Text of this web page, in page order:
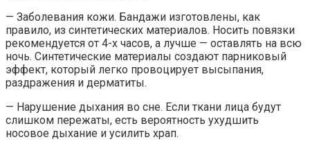
— Заболевания кожи. Бандажи изготовлены, как
правило, из синтетических материалов. Носить повязки
рекомендуется от 4-х часов, а лучше — оставлять на всю
ночь. Синтетические материалы создают парниковый
эффект, который легко провоцирует высыпания,
раздражения и дерматиты.
— Нарушение дыхания во сне. Если ткани лица будут
слишком пережаты, есть вероятность ухудшить
носовое дыхание и усилить храп.